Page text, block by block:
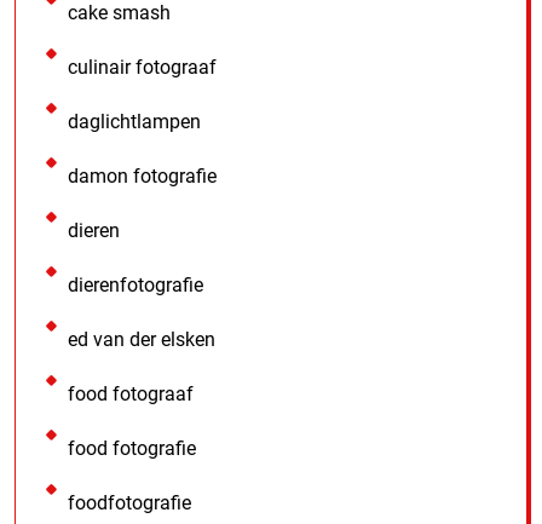
cake smash
culinair fotograaf
daglichtlampen
damon fotografie
dieren
dierenfotografie
ed van der elsken
food fotograaf
food fotografie
foodfotografie